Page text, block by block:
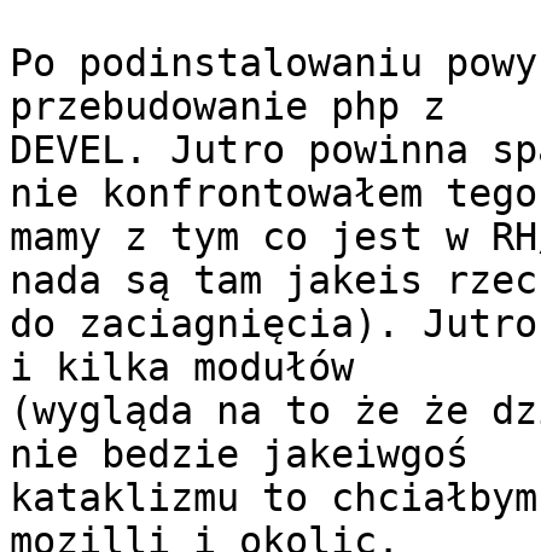
Po podinstalowaniu
przebudowanie php z
DEVEL. Jutro powinna
nie konfrontowałem
mamy z tym co jest w
nada są tam jakeis
do zaciagnięcia).
i kilka modułów
(wygląda na to że że
nie bedzie jakeiwgoś
kataklizmu to
mozilli i okolic.